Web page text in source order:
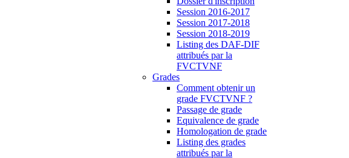
Session 2016-2017
Session 2017-2018
Session 2018-2019
Listing des DAF-DIF
attribués par la
FVCTVNF
Grades
Comment obtenir un
grade FVCTVNF ?
Passage de grade
Equivalence de grade
Homologation de grade
Listing des grades
attribués par la